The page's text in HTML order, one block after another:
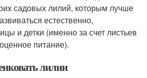
садовых лилий, которым лучше
естественно,
и детки (именно за счет листьев
питание).
лилии